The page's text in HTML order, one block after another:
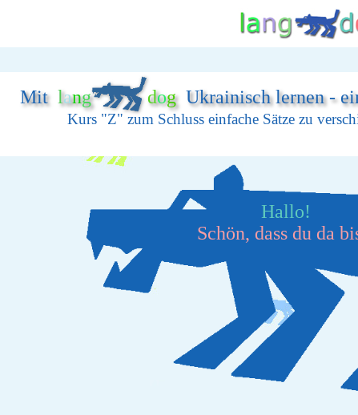
Mitlang dogUkrainisch lernen -
Kurs "Z" zum Schluss einfache Sätze zu
Hallo!
Schön, dass du da